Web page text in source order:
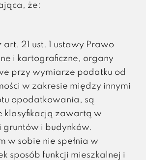
że:
art. 21 ust. 1 ustawy Prawo
i kartograficzne, organy
przy wymiarze podatku od
w zakresie między innymi
opodatkowania, są
klasyfikacją zawartą w
gruntów i budynków.
w sobie nie spełnia w
sposób funkcji mieszkalnej i